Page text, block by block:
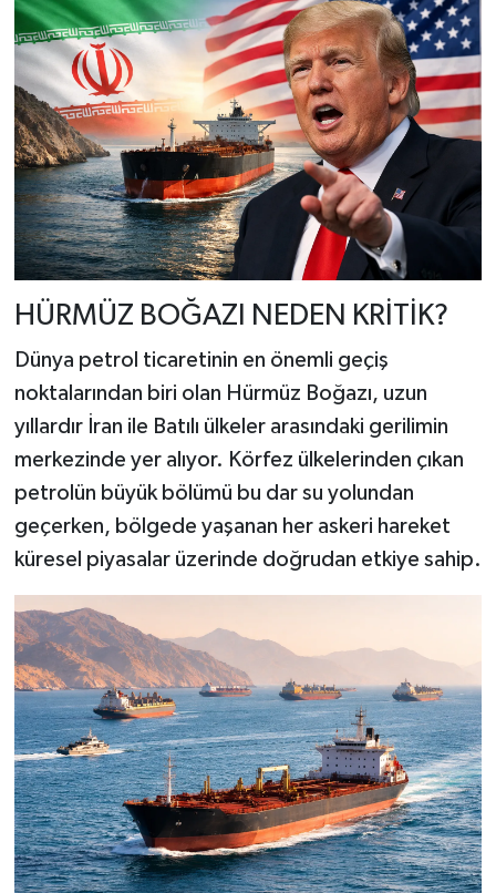
HÜRMÜZ BOĞAZI NEDEN KRİTİK?
Dünya petrol ticaretinin en önemli geçiş
noktalarından biri olan Hürmüz Boğazı, uzun
yıllardır İran ile Batılı ülkeler arasındaki gerilimin
merkezinde yer alıyor. Körfez ülkelerinden çıkan
petrolün büyük bölümü bu dar su yolundan
geçerken, bölgede yaşanan her askeri hareket
küresel piyasalar üzerinde doğrudan etkiye sahip.